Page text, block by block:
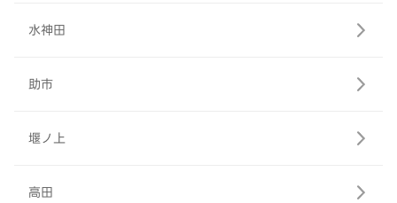
水神田
助市
堰ノ上
高田